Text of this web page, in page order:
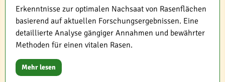
Erkenntnisse zur optimalen Nachsaat von Rasenflächen
basierend auf aktuellen Forschungsergebnissen. Eine
detaillierte Analyse gängiger Annahmen und bewährter
Methoden für einen vitalen Rasen.
Mehr lesen